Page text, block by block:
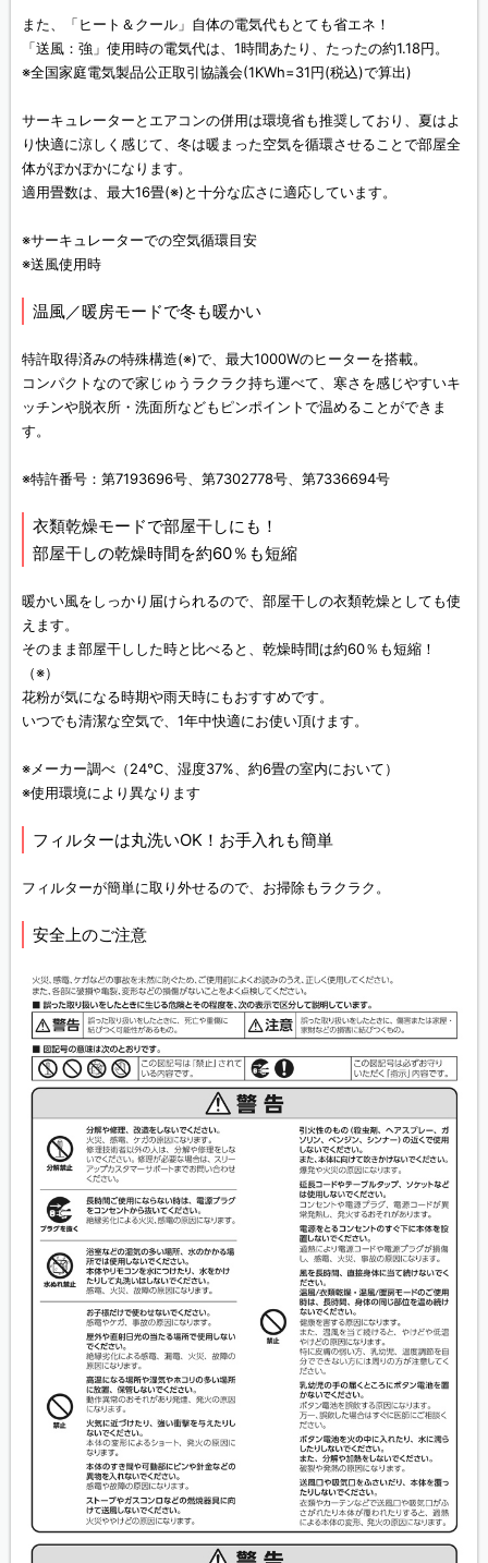
また、「ヒート＆クール」自体の電気代もとても省エネ！
「送風：強」使用時の電気代は、1時間あたり、たったの約1.18円。
※全国家庭電気製品公正取引協議会(1KWh=31円(税込)で算出)
サーキュレーターとエアコンの併用は環境省も推奨しており、夏はよ
り快適に涼しく感じて、冬は暖まった空気を循環させることで部屋全
体がぽかぽかになります。
適用畳数は、最大16畳(※)と十分な広さに適応しています。
※サーキュレーターでの空気循環目安
※送風使用時
温風／暖房モードで冬も暖かい
特許取得済みの特殊構造(※)で、最大1000Wのヒーターを搭載。
コンパクトなので家じゅうラクラク持ち運べて、寒さを感じやすいキ
ッチンや脱衣所・洗面所などもピンポイントで温めることができま
す。
※特許番号：第7193696号、第7302778号、第7336694号
衣類乾燥モードで部屋干しにも！
部屋干しの乾燥時間を約60％も短縮
暖かい風をしっかり届けられるので、部屋干しの衣類乾燥としても使
えます。
そのまま部屋干しした時と比べると、乾燥時間は約60％も短縮！
（※）
花粉が気になる時期や雨天時にもおすすめです。
いつでも清潔な空気で、1年中快適にお使い頂けます。
※メーカー調べ（24℃、湿度37%、約6畳の室内において）
※使用環境により異なります
フィルターは丸洗いOK！お手入れも簡単
フィルターが簡単に取り外せるので、お掃除もラクラク。
安全上のご注意